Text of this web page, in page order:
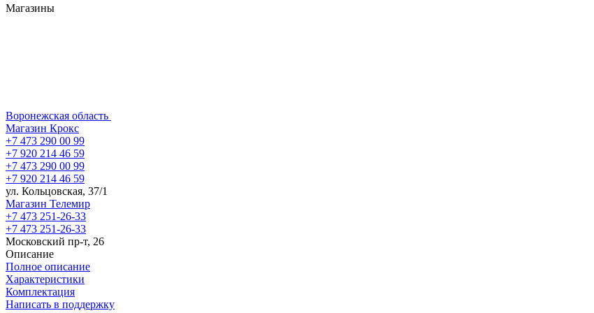
Магазины
Воронежская область
Магазин Крокс
+7 473 290 00 99
+7 920 214 46 59
+7 473 290 00 99
+7 920 214 46 59
ул. Кольцовская, 37/1
Магазин Телемир
+7 473 251-26-33
+7 473 251-26-33
Московский пр-т, 26
Описание
Полное описание
Характеристики
Комплектация
Написать в поддержку